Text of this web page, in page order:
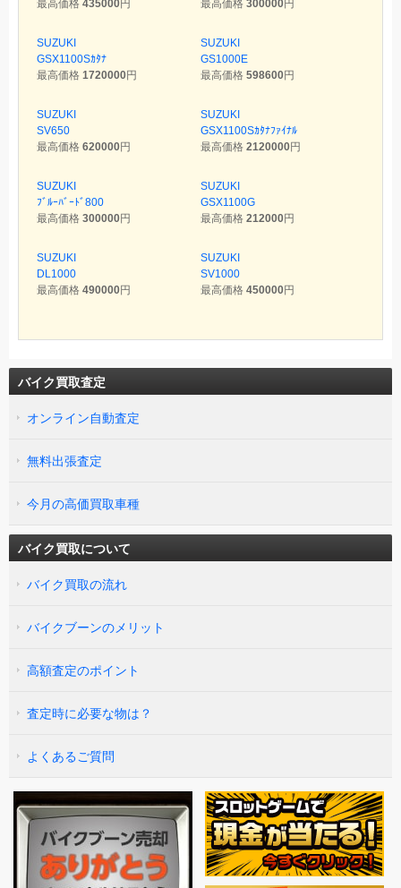
最高価格 435000円
最高価格 300000円
SUZUKI
GSX1100Sｶﾀﾅ
最高価格 1720000円
SUZUKI
GS1000E
最高価格 598600円
SUZUKI
SV650
最高価格 620000円
SUZUKI
GSX1100Sｶﾀﾅﾌｧｲﾅﾙ
最高価格 2120000円
SUZUKI
ﾌﾞﾙｰﾊﾞｰﾄﾞ800
最高価格 300000円
SUZUKI
GSX1100G
最高価格 212000円
SUZUKI
DL1000
最高価格 490000円
SUZUKI
SV1000
最高価格 450000円
バイク買取査定
オンライン自動査定
無料出張査定
今月の高価買取車種
バイク買取について
バイク買取の流れ
バイクブーンのメリット
高額査定のポイント
査定時に必要な物は？
よくあるご質問